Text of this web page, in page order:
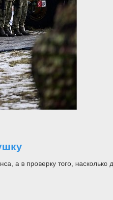
в проверку того, насколько